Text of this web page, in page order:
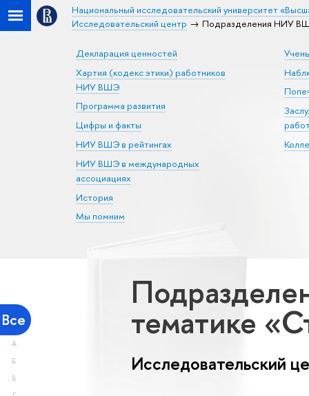
Национальный исследовательский университет
Исследовательский центр
Подразделения НИУ
Декларация ценностей
Хартия (кодекс этики) работников
НИУ ВШЭ
Программа развития
Цифры и факты
НИУ ВШЭ в рейтингах
НИУ ВШЭ в международных
ассоциациях
История
Мы помним
Все
А
Б
В
тематике
Исследовательский